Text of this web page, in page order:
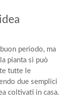
periodo, ma
pianta si può
tutte le
due semplici
coltivati in casa.